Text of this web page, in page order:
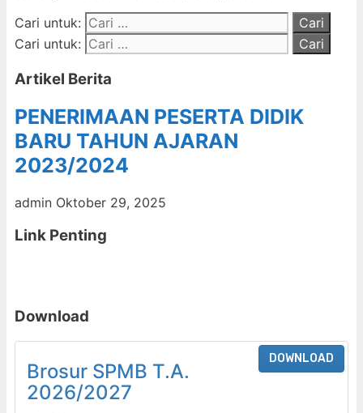
Cari untuk:
Cari untuk:
Artikel Berita
PENERIMAAN PESERTA DIDIK
BARU TAHUN AJARAN
2023/2024
admin Oktober 29, 2025
Link Penting
Download
Brosur SPMB T.A.
2026/2027
DOWNLOAD